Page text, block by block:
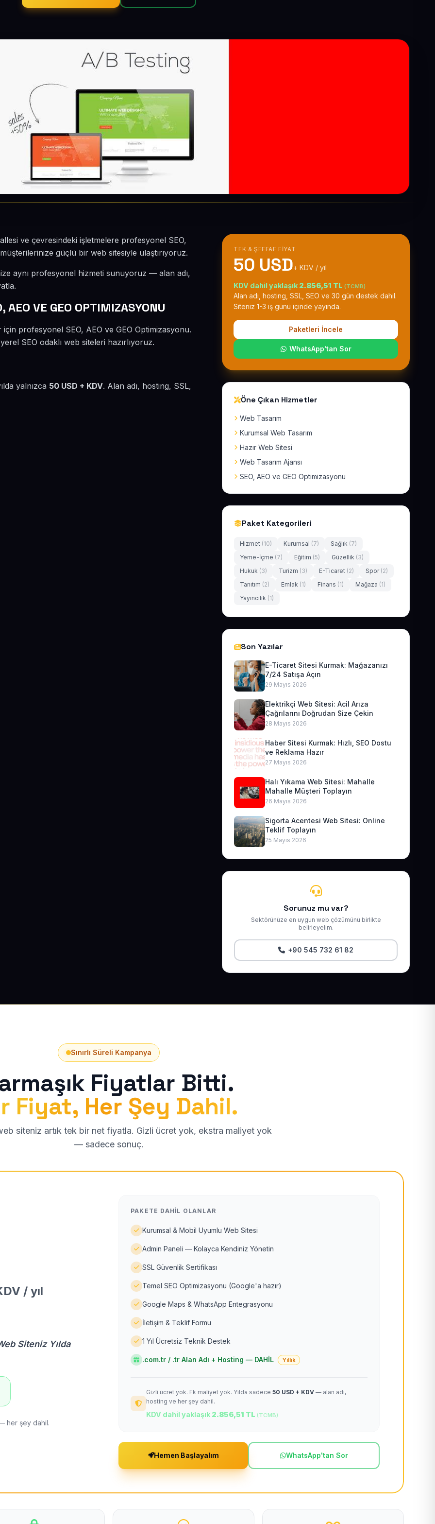
ve çevresindeki işletmelere profesyonel SEO,
güçlü bir web sitesiyle ulaştırıyoruz.
aynı profesyonel hizmeti sunuyoruz — alan adı,
VE GEO OPTIMIZASYONU
profesyonel SEO, AEO ve GEO Optimizasyonu.
SEO odaklı web siteleri hazırlıyoruz.
yalnızca 50 USD + KDV. Alan adı, hosting, SSL,
TEK & ŞEFFAF FIYAT
50 USD+ KDV / yıl
KDV dahil yaklaşık 2.856,51 TL (TCMB)
Alan adı, hosting, SSL, SEO ve 30 gün destek dahil.
Siteniz 1-3 iş günü içinde yayında.
Paketleri İncele
WhatsApp'tan Sor
Öne Çıkan Hizmetler
Web Tasarım
Kurumsal Web Tasarım
Hazır Web Sitesi
Web Tasarım Ajansı
SEO, AEO ve GEO Optimizasyonu
Paket Kategorileri
Hizmet (10) Kurumsal (7) Sağlık (7)
Yeme-İçme (7) Eğitim (5) Güzellik (3)
Hukuk (3) Turizm (3) E-Ticaret (2) Spor (2)
Tanıtım (2) Emlak (1) Finans (1) Mağaza (1)
Yayıncılık (1)
Son Yazılar
E-Ticaret Sitesi Kurmak: Mağazanızı
7/24 Satışa Açın
29 Mayıs 2026
Elektrikçi Web Sitesi: Acil Arıza
Çağrılarını Doğrudan Size Çekin
28 Mayıs 2026
Haber Sitesi Kurmak: Hızlı, SEO Dostu
ve Reklama Hazır
27 Mayıs 2026
Halı Yıkama Web Sitesi: Mahalle
Mahalle Müşteri Toplayın
26 Mayıs 2026
Sigorta Acentesi Web Sitesi: Online
Teklif Toplayın
25 Mayıs 2026
Sorunuz mu var?
Sektörünüze en uygun web çözümünü birlikte
belirleyelim.
+90 545 732 61 82
Sınırlı Süreli Kampanya
Fiyatlar Bitti.
Fiyat, Her Şey Dahil.
siteniz artık tek bir net fiyatla. Gizli ücret yok, ekstra maliyet yok
— sadece sonuç.
/ yıl
Siteniz Yılda
her şey dahil.
PAKETE DAHIL OLANLAR
Kurumsal & Mobil Uyumlu Web Sitesi
Admin Paneli — Kolayca Kendiniz Yönetin
SSL Güvenlik Sertifikası
Temel SEO Optimizasyonu (Google'a hazır)
Google Maps & WhatsApp Entegrasyonu
İletişim & Teklif Formu
1 Yıl Ücretsiz Teknik Destek
.com.tr / .tr Alan Adı + Hosting — DAHİL Yıllık
Gizli ücret yok. Ek maliyet yok. Yılda sadece 50 USD + KDV — alan adı,
hosting ve her şey dahil.
KDV dahil yaklaşık 2.856,51 TL (TCMB)
Hemen Başlayalım WhatsApp'tan Sor